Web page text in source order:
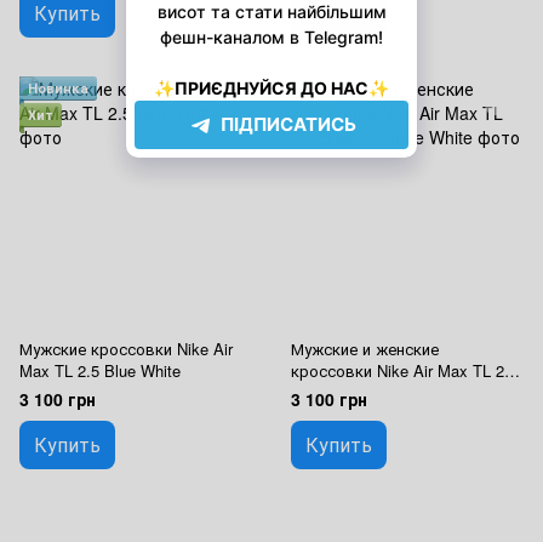
Купить Купить
Новинка
Хит
Мужские кроссовки Nike Air
Max TL 2.5 Blue White
3 100 грн
Купить
Новинка
Хит
Мужские и женские
кроссовки Nike Air Max TL 2.5
Black Orange White
3 100 грн
Купить